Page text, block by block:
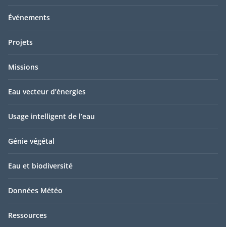
Événements
Projets
Missions
Eau vecteur d’énergies
Usage intelligent de l’eau
Génie végétal
Eau et biodiversité
Données Météo
Ressources